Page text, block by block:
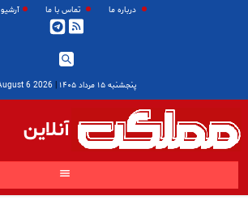
درباره ما تماس با ما آرشیو
پنجشنبه ۱۵ مرداد ۱۴۰۵ |
2026 August 6
آنلاین